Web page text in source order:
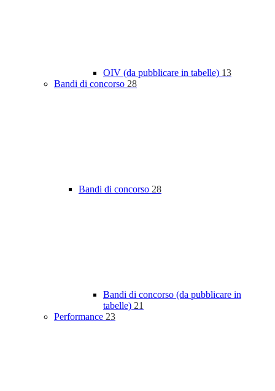
OIV (da pubblicare in tabelle) 13
Bandi di concorso 28
Bandi di concorso 28
Bandi di concorso (da pubblicare in
tabelle) 21
Performance 23